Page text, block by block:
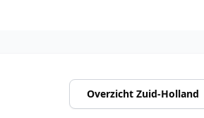
Overzicht Zuid-Holland